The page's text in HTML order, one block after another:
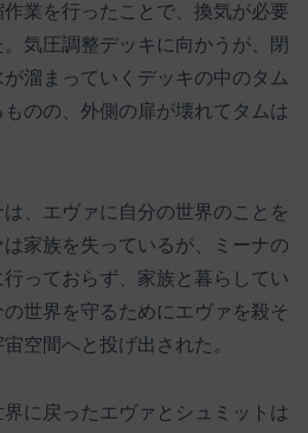
業を行ったことで、換気が必要
気圧調整デッキに向かうが、閉
溜まっていくデッキの中のタム
のの、外側の扉が壊れてタムは
、エヴァに自分の世界のことを
家族を失っているが、ミーナの
っておらず、家族と暮らしてい
世界を守るためにエヴァを殺そ
空間へと投げ出された。
に戻ったエヴァとシュミットは